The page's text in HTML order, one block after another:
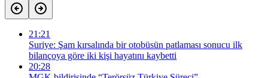
21:21
Suriye: Şam kırsalında bir otobüsün patlaması sonucu ilk
bilançoya göre iki kişi hayatını kaybetti
20:28